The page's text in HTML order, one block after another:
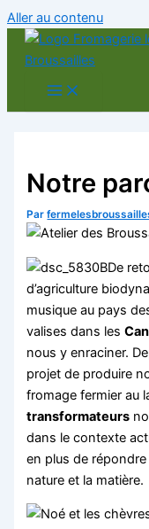
Aller au contenu
Notre
Par
De
d’agriculture
musique au pays
valises dans les
nous y enraciner.
projet de produire
fromage fermier au
transformateurs
dans le contexte
en plus de
nature et la matière.